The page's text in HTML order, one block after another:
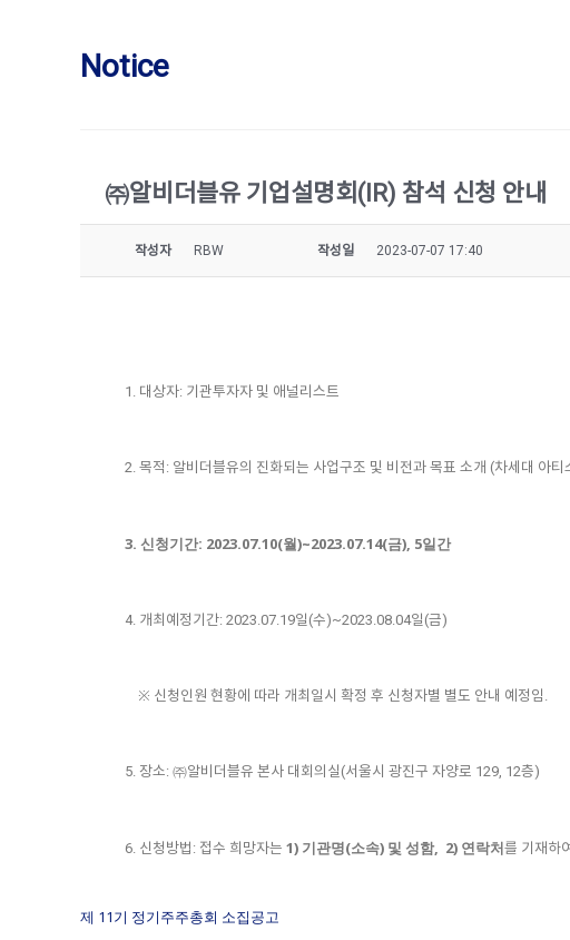
Notice
㈜알비더블유 기업설명회(IR) 참석 신청 안내
작성자 RBW 작성일 2023-07-07 17:40
1. 대상자: 기관투자자 및 애널리스트
2. 목적: 알비더블유의 진화되는 사업구조 및 비전과 목표 소개 (차세대 아티
3. 신청기간: 2023.07.10(월)~2023.07.14(금), 5일간
4. 개최예정기간: 2023.07.19일(수)~2023.08.04일(금)
※ 신청인원 현황에 따라 개최일시 확정 후 신청자별 별도 안내 예정임.
5. 장소: ㈜알비더블유 본사 대회의실(서울시 광진구 자양로 129, 12층)
6. 신청방법: 접수 희망자는 1) 기관명(소속) 및 성함, 2) 연락처를 기재하
제 11기 정기주주총회 소집공고